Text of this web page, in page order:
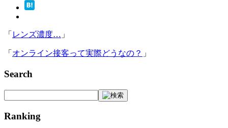
「 レンズ濃度… 」
「 オンライン接客って実際どうなの？ 」
Search
Ranking